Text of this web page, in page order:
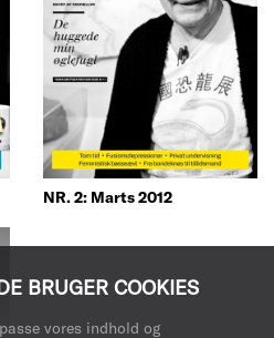
BRUGER COOKIES
vores indhold og
NR. 2: Marts 2012